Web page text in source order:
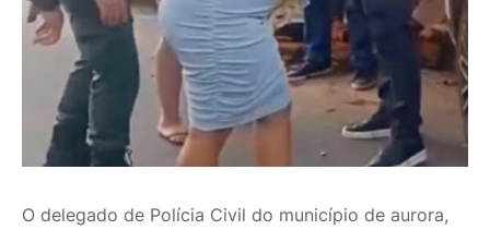
O delegado de Polícia Civil do município de aurora,